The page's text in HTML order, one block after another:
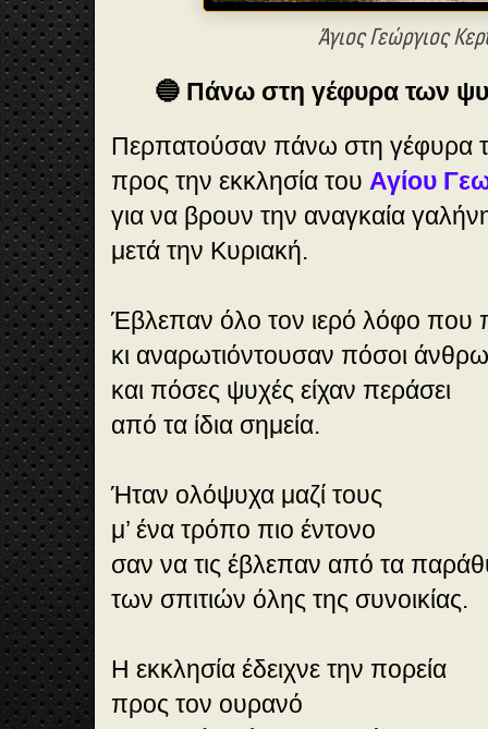
Άγιος Γεώργιος
🔵 Πάνω στη γέφυρα των
Περπατούσαν πάνω στη γέφυρα
προς την εκκλησία του Αγίου
για να βρουν την αναγκαία
μετά την Κυριακή.
Έβλεπαν όλο τον ιερό λόφο που
κι αναρωτιόντουσαν πόσοι
και πόσες ψυχές είχαν περάσει
από τα ίδια σημεία.
Ήταν ολόψυχα μαζί τους
μ’ ένα τρόπο πιο έντονο
σαν να τις έβλεπαν από τα
των σπιτιών όλης της συνοικίας.
Η εκκλησία έδειχνε την πορεία
προς τον ουρανό